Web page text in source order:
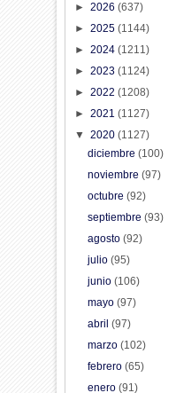
►2026(637)
►2025(1144)
►2024(1211)
►2023(1124)
►2022(1208)
►2021(1127)
▼2020(1127)
diciembre (100)
noviembre (97)
octubre (92)
septiembre (93)
agosto (92)
julio (95)
junio (106)
mayo (97)
abril (97)
marzo (102)
febrero (65)
enero (91)